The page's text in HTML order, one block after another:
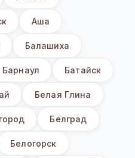
Аша
Балашиха
Барнаул Батайск
Белая Глина
Белград
Белогорск